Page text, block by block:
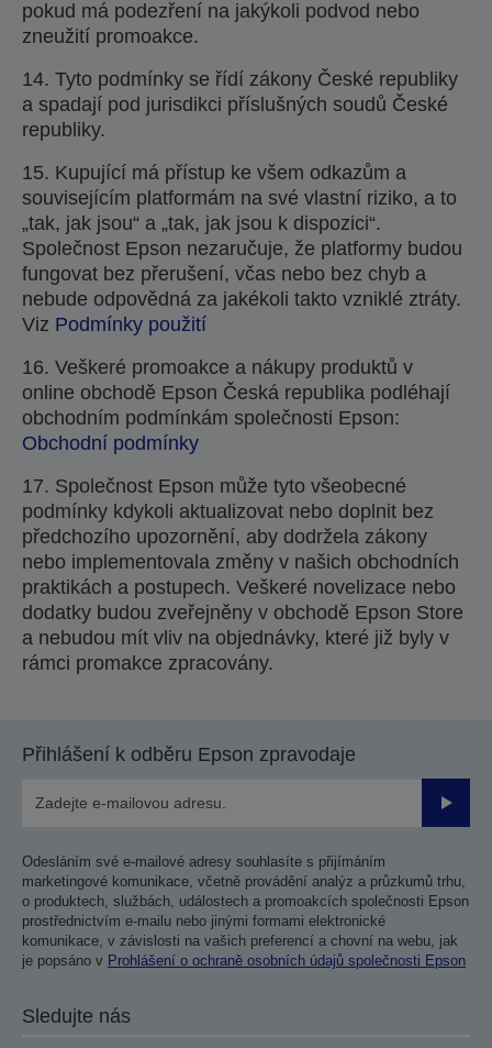
pokud má podezření na jakýkoli podvod nebo
zneužití promoakce.
14. Tyto podmínky se řídí zákony České republiky
a spadají pod jurisdikci příslušných soudů České
republiky.
15. Kupující má přístup ke všem odkazům a
souvisejícím platformám na své vlastní riziko, a to
„tak, jak jsou“ a „tak, jak jsou k dispozici“.
Společnost Epson nezaručuje, že platformy budou
fungovat bez přerušení, včas nebo bez chyb a
nebude odpovědná za jakékoli takto vzniklé ztráty.
Viz Podmínky použití
16. Veškeré promoakce a nákupy produktů v
online obchodě Epson Česká republika podléhají
obchodním podmínkám společnosti Epson:
Obchodní podmínky
17. Společnost Epson může tyto všeobecné
podmínky kdykoli aktualizovat nebo doplnit bez
předchozího upozornění, aby dodržela zákony
nebo implementovala změny v našich obchodních
praktikách a postupech. Veškeré novelizace nebo
dodatky budou zveřejněny v obchodě Epson Store
a nebudou mít vliv na objednávky, které již byly v
rámci promakce zpracovány.
Přihlášení k odběru Epson zpravodaje
Odesláním své e-mailové adresy souhlasíte s přijímáním
marketingové komunikace, včetně provádění analýz a průzkumů trhu,
o produktech, službách, událostech a promoakcích společnosti Epson
prostřednictvím e-mailu nebo jinými formami elektronické
komunikace, v závislosti na vašich preferencí a chovní na webu, jak
je popsáno v Prohlášení o ochraně osobních údajů společnosti Epson
Sledujte nás